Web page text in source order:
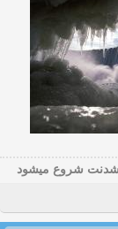
شروع میشود